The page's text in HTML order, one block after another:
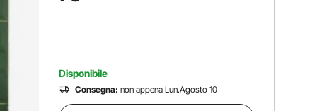
Disponibile
Consegna: non appena Lun.Agosto 10